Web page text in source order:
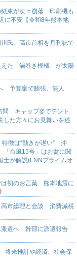
束が次々崩落 印刷機も
に不安【令和8年熊本地
氏、高市首相を月刊誌で
た「渦巻き模様」が太陽
予算案で膨張、無人
問 キャップ姿でテント
た方々にお見舞いを述
特徴は“動きが遅い” 沖
台風15号」はお盆に関
が解説(FNNプライムオ
は初のお言葉 熊本地震に
市総理と会談 消費減税
遣へ 幹部に派遣報告
将来推計や経済、社会保